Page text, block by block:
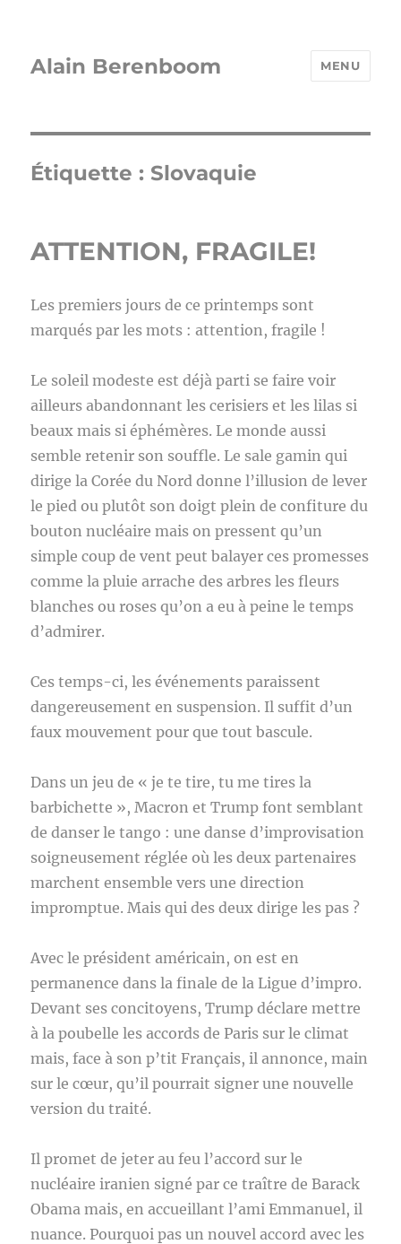
Alain Berenboom MENU
Étiquette : Slovaquie
ATTENTION, FRAGILE!
Les premiers jours de ce printemps sont
marqués par les mots : attention, fragile !
Le soleil modeste est déjà parti se faire voir
ailleurs abandonnant les cerisiers et les lilas si
beaux mais si éphémères. Le monde aussi
semble retenir son souffle. Le sale gamin qui
dirige la Corée du Nord donne l’illusion de lever
le pied ou plutôt son doigt plein de confiture du
bouton nucléaire mais on pressent qu’un
simple coup de vent peut balayer ces promesses
comme la pluie arrache des arbres les fleurs
blanches ou roses qu’on a eu à peine le temps
d’admirer.
Ces temps-ci, les événements paraissent
dangereusement en suspension. Il suffit d’un
faux mouvement pour que tout bascule.
Dans un jeu de « je te tire, tu me tires la
barbichette », Macron et Trump font semblant
de danser le tango : une danse d’improvisation
soigneusement réglée où les deux partenaires
marchent ensemble vers une direction
impromptue. Mais qui des deux dirige les pas ?
Avec le président américain, on est en
permanence dans la finale de la Ligue d’impro.
Devant ses concitoyens, Trump déclare mettre
à la poubelle les accords de Paris sur le climat
mais, face à son p’tit Français, il annonce, main
sur le cœur, qu’il pourrait signer une nouvelle
version du traité.
Il promet de jeter au feu l’accord sur le
nucléaire iranien signé par ce traître de Barack
Obama mais, en accueillant l’ami Emmanuel, il
nuance. Pourquoi pas un nouvel accord avec les